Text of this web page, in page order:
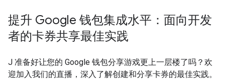
提升 Google 钱包集成水平：面向开发
者的卡券共享最佳实践
J 准备好让您的 Google 钱包分享游戏更上一层楼了吗？欢
迎加入我们的直播，深入了解创建和分享卡券的最佳实践。